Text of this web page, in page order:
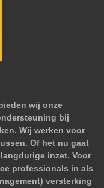
wij onze
bij
Wij werken voor
Of het nu gaat
inzet. Voor
professionals in als
versterking